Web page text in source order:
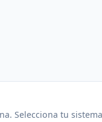
Selecciona tu sistema